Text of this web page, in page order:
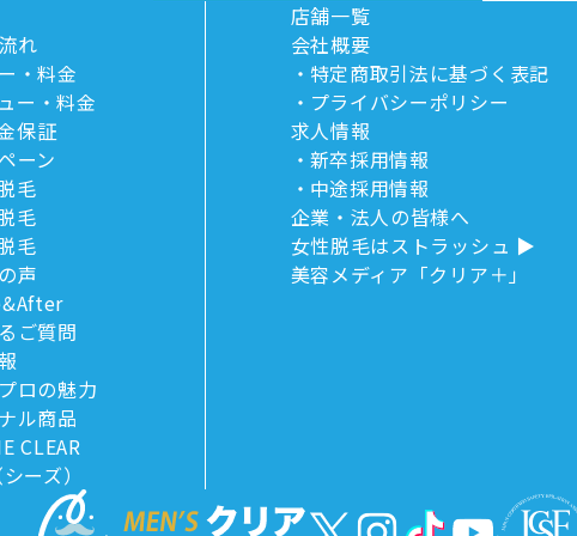
れ
・料金
ー・料金
保証
ーン
毛
毛
毛
声
ご質問
ロの魅力
ル商品
CLEAR
ーズ）
店舗一覧
会社概要
特定商取引法に基づく表記
プライバシーポリシー
求人情報
新卒採用情報
中途採用情報
企業・法人の皆様へ
女性脱毛はストラッシュ
美容メディア「クリア＋」